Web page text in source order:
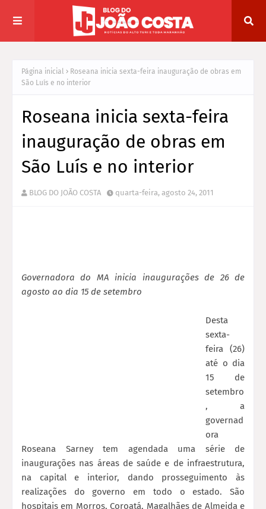
Página inicial
Roseana inicia sexta-feira inauguração de obras em
Roseana inicia sexta-feira
inauguração de obras em
BLOG DO JOÃO COSTA quarta-feira, agosto 24, 2011
Governadora do MA inicia inaugurações de 26 de
agosto ao dia 15 de setembro
Desta
sexta-
feira (26)
até o dia
15 de
setembro
, a
governad
ora
Roseana Sarney tem agendada uma série de
inaugurações nas áreas de saúde e de infraestrutura,
na capital e interior, dando prosseguimento às
realizações do governo em todo o estado. São
hospitais em Morros, Coroatá, Magalhães de Almeida e